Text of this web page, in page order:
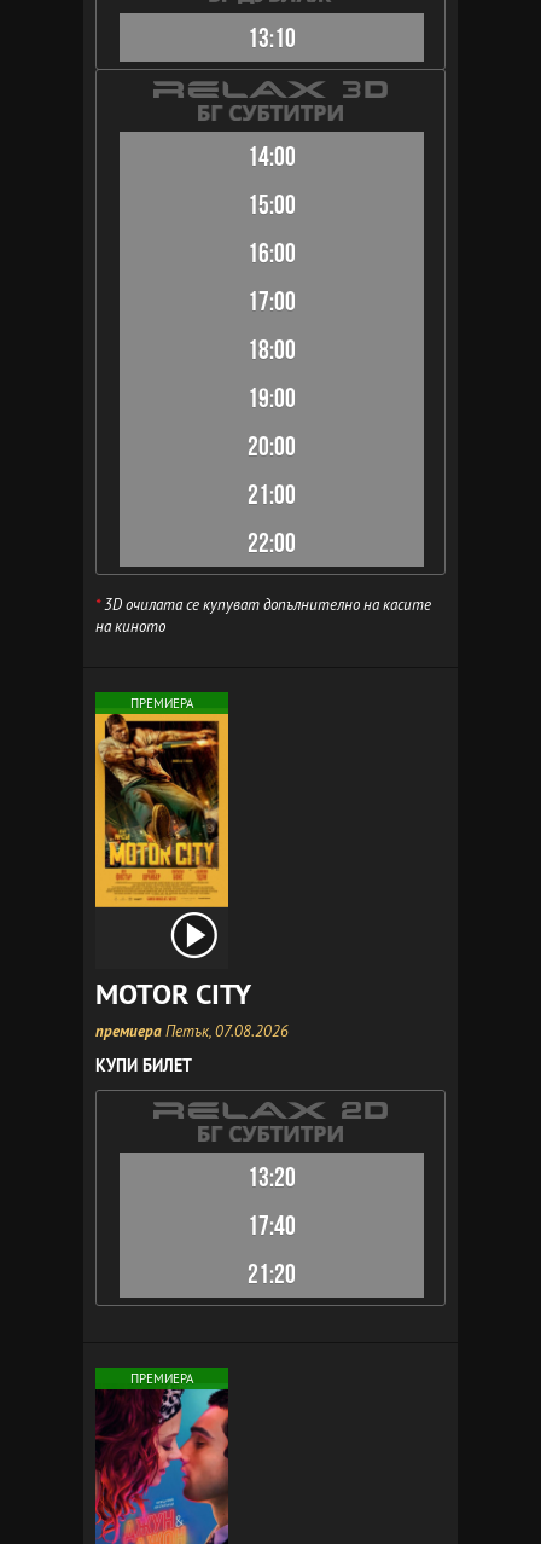
13:10
14:00
15:00
16:00
17:00
18:00
19:00
20:00
21:00
22:00
*3D очилата се купуват допълнително на касите
на киното
ПРЕМИЕРА
MOTOR CITY
премиераПетък, 07.08.2026
КУПИ БИЛЕТ
13:20
17:40
21:20
ПРЕМИЕРА